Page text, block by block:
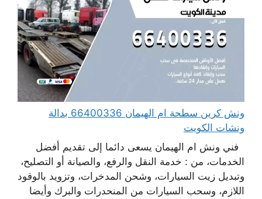
ونش كرين سطحة ام الهيمان 66400336 بدالة
ونشات الكويت
فني ونش ام الهيمان يسعى دائما إلى تقديم أفضل
الخدمات، من : خدمة النقل والرفع، والصيانة أو التصليح،
وتبديل زيت السيارات، وشحن المدخرات، وتزويد بالوقود
اللازم، وسحب السيارات من المنحدرات والبرك وأيضا